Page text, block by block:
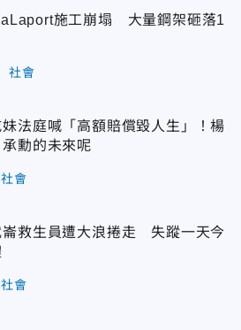
施工崩塌 大量鋼架砸落1
社會
法庭喊「高額賠償毀人生」！楊
勳的未來呢
社會
崙救生員遭大浪捲走 失蹤一天今
社會